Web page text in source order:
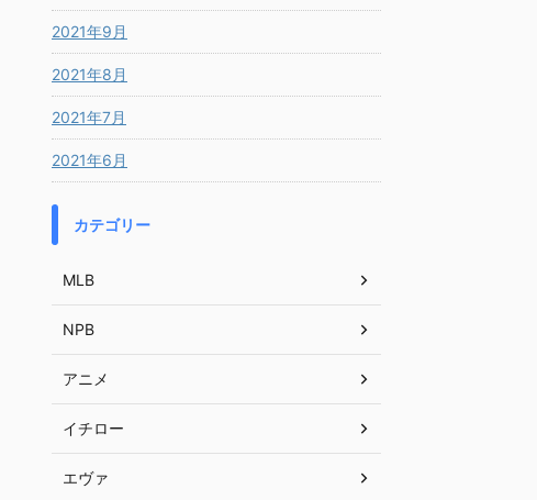
2021年9月
2021年8月
2021年7月
2021年6月
カテゴリー
MLB
NPB
アニメ
イチロー
エヴァ